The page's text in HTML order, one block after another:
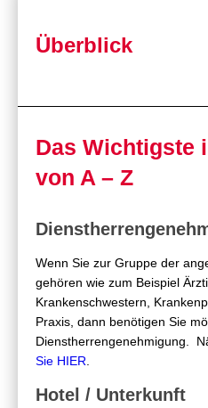
Überblick
Das Wichtigste
von A – Z
Wenn Sie zur Gruppe der
gehören wie zum Beispiel
Krankenschwestern,
Praxis, dann benötigen Sie
Dienstherrengenehmigung.
Sie HIER.
Hotel / Unterkunft